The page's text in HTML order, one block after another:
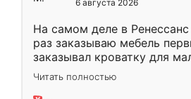
6 августа 2026
На самом деле в
раз заказываю мебель
заказывал кроватку для
ребёнка при его рождении
заказал шкаф-купе. По
Читать полностью